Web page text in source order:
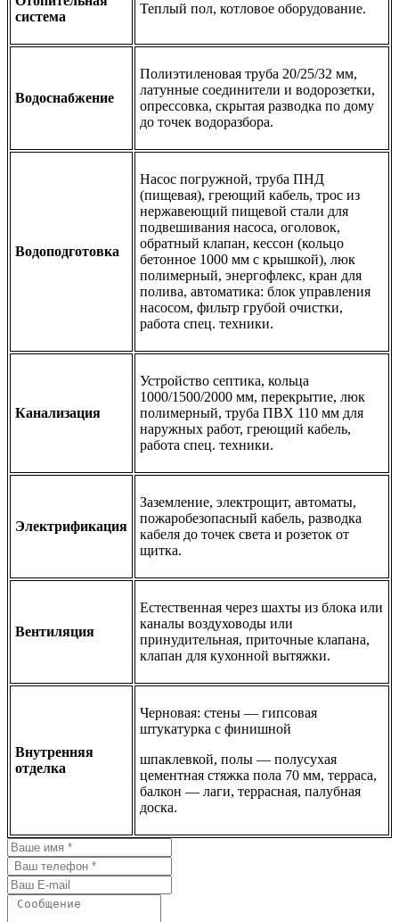
система
Теплый пол, котловое оборудование.
Водоснабжение
Полиэтиленовая труба 20/25/32 мм,
латунные соединители и водорозетки,
опрессовка, скрытая разводка по дому
до точек водоразбора.
Водоподготовка
Насос погружной, труба ПНД
(пищевая), греющий кабель, трос из
нержавеющий пищевой стали для
подвешивания насоса, оголовок,
обратный клапан, кессон (кольцо
бетонное 1000 мм с крышкой), люк
полимерный, энергофлекс, кран для
полива, автоматика: блок управления
насосом, фильтр грубой очистки,
работа спец. техники.
Канализация
Устройство септика, кольца
1000/1500/2000 мм, перекрытие, люк
полимерный, труба ПВХ 110 мм для
наружных работ, греющий кабель,
работа спец. техники.
Электрификация
Заземление, электрощит, автоматы,
пожаробезопасный кабель, разводка
кабеля до точек света и розеток от
щитка.
Вентиляция
Естественная через шахты из блока или
каналы воздуховоды или
принудительная, приточные клапана,
клапан для кухонной вытяжки.
Внутренняя
отделка
Черновая: стены — гипсовая
штукатурка с финишной
шпаклевкой, полы — полусухая
цементная стяжка пола 70 мм, терраса,
балкон — лаги, террасная, палубная
доска.